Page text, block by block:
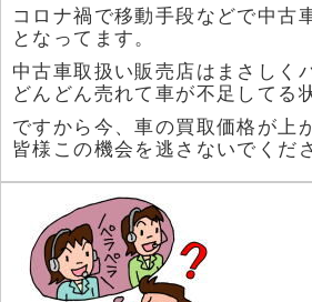
コロナ禍で移動手段などで中古
となってます。
中古車取扱い販売店はまさしく
どんどん売れて車が不足してる
ですから今、車の買取価格が上
皆様この機会を逃さないでくだ